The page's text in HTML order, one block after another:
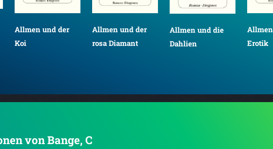
Allmen und der
Koi
Allmen und der
rosa Diamant
Allmen und die
Dahlien
Erotik
von Bange, C